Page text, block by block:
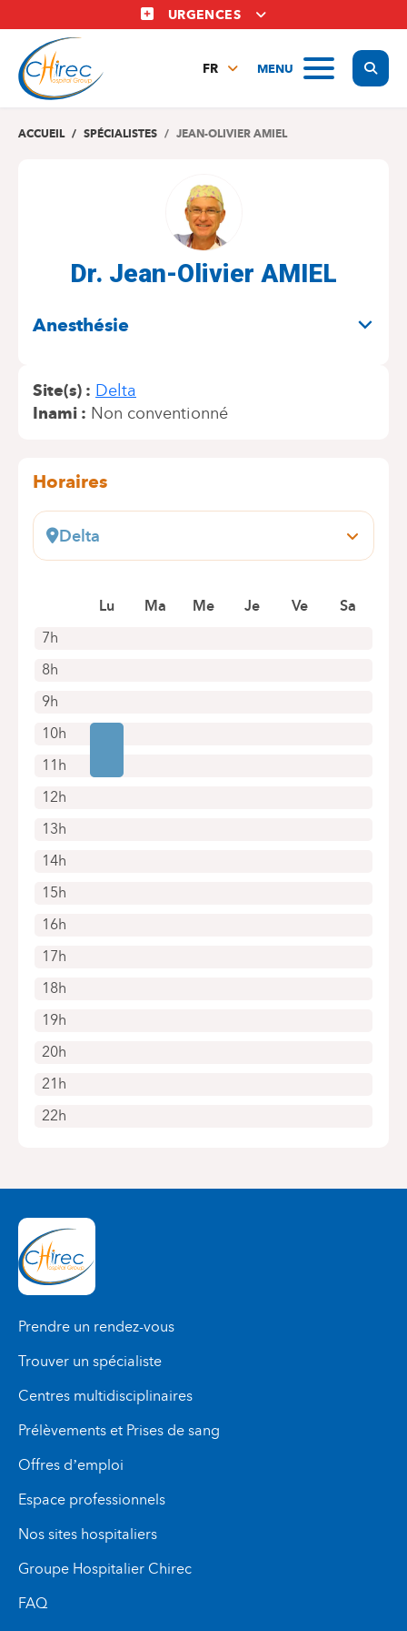
au
contenu
principal
URGENCES
MENU
FR
EN
ACCUEIL SPÉCIALISTES JEAN-OLIVIER AMIEL
Dr. Jean-Olivier AMIEL
Anesthésie
Site(s)
Delta
Inami
Non conventionné
Horaires
Delta
Boulevard du Triomphe, 201
+32 2 434 86 41
Rendez-vous uniquement par téléphone
7h
8h
9h
10h
11h
12h
13h
14h
15h
16h
17h
18h
19h
20h
21h
22h
Lu Ma Me Je Ve Sa
Prendre un rendez-vous
Trouver un spécialiste
Centres multidisciplinaires
Prélèvements et Prises de sang
Offres d’emploi
Espace professionnels
Nos sites hospitaliers
Groupe Hospitalier Chirec
FAQ